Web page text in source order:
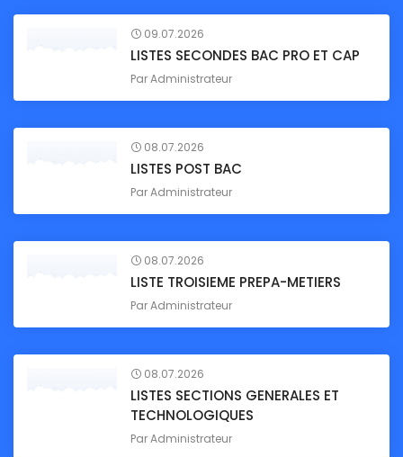
09.07.2026
LISTES SECONDES BAC PRO ET CAP
ParAdministrateur
08.07.2026
LISTES POST BAC
ParAdministrateur
08.07.2026
LISTE TROISIEME PREPA-METIERS
ParAdministrateur
08.07.2026
LISTES SECTIONS GENERALES ET
TECHNOLOGIQUES
ParAdministrateur